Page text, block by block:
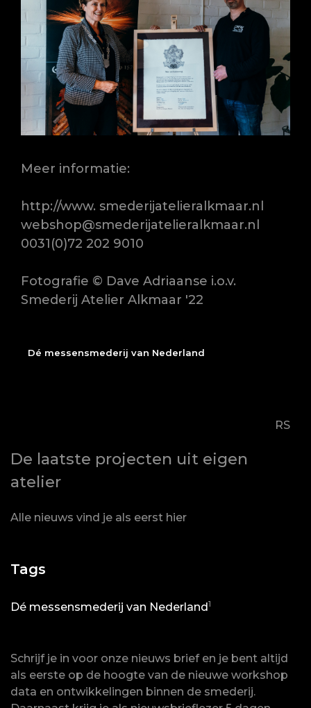
Meer informatie:
http://www. smederijatelieralkmaar.nl
webshop@smederijatelieralkmaar.nl
0031(0)72 202 9010
Fotografie © Dave Adriaanse i.o.v.
Smederij Atelier Alkmaar '22
Dé messensmederij van Nederland
RS
De laatste projecten uit eigen
atelier
Alle nieuws vind je als eerst hier
Tags
Dé messensmederij van Nederland1
Schrijf je in voor onze nieuws brief en je bent altijd
als eerste op de hoogte van de nieuwe workshop
data en ontwikkelingen binnen de smederij.